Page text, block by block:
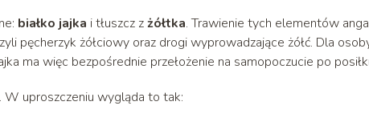
białko jajka i tłuszcz zżółtka. Trawienie tych elementów
pęcherzyk żółciowy oraz drogi wyprowadzające żółć. Dla
ma więc bezpośrednie przełożenie na samopoczucie po
W uproszczeniu wygląda to tak: